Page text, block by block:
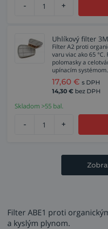
- +
Uhlíkový filter
Filter A2 proti
varu viac ako 65
polomasky a
upínacím systémom.
17,60 € s DPH
14,30 € bez DPH
Skladom >55 bal.
- +
Filter ABE1 proti
a kyslým plynom.